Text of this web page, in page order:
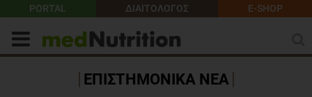
PORTAL ΔΙΑΙΤΟΛΟΓΟΣ E-SHOP
ΕΠΙΣΤΗΜΟΝΙΚΑ ΝΕΑ